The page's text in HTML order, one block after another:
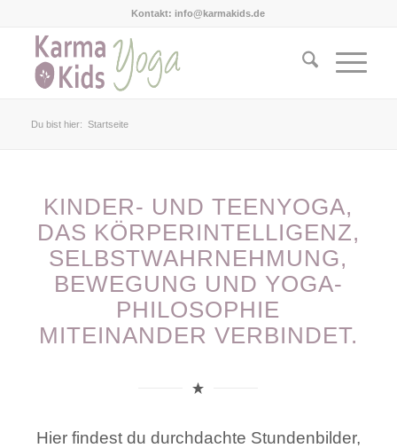
Kontakt: info@karmakids.de
Du bist hier: Startseite
KINDER- UND TEENYOGA,
DAS KÖRPERINTELLIGENZ,
SELBSTWAHRNEHMUNG,
BEWEGUNG UND YOGA-
PHILOSOPHIE
MITEINANDER VERBINDET.
Hier findest du durchdachte Stundenbilder,